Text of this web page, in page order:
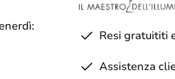
Resi gratuititi
Assistenza